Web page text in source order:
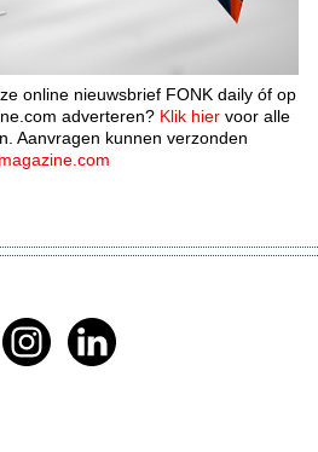
online nieuwsbrief FONK daily óf op
adverteren? Klik hier voor alle
Aanvragen kunnen verzonden